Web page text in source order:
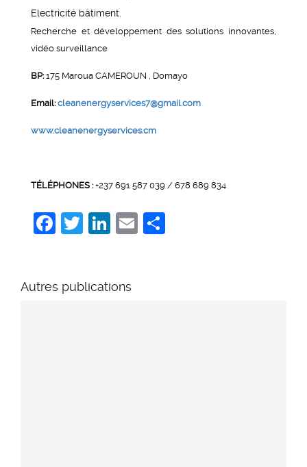
Electricité bâtiment.
Recherche et développement des solutions innovantes,
vidéo surveillance
BP:175 Maroua CAMEROUN , Domayo
Email:cleanenergyservices7@gmail.com
www.cleanenergyservices.cm
TÉLÉPHONES :+237 691 587 039 / 678 689 834
Facebook
Twitter
LinkedIn
Email
Autres publications